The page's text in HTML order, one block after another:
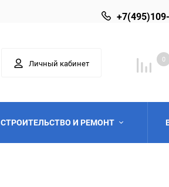
Личный кабинет 0
СТРОИТЕЛЬСТВО И РЕМОНТ